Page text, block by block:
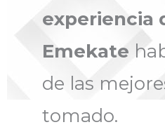
experiencia
Emekate
de las
tomado.